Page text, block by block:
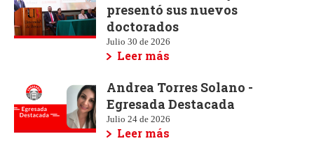
presentó sus nuevos
doctorados
Julio 30 de 2026
Leer más
Andrea Torres Solano -
Egresada Destacada
Julio 24 de 2026
Leer más